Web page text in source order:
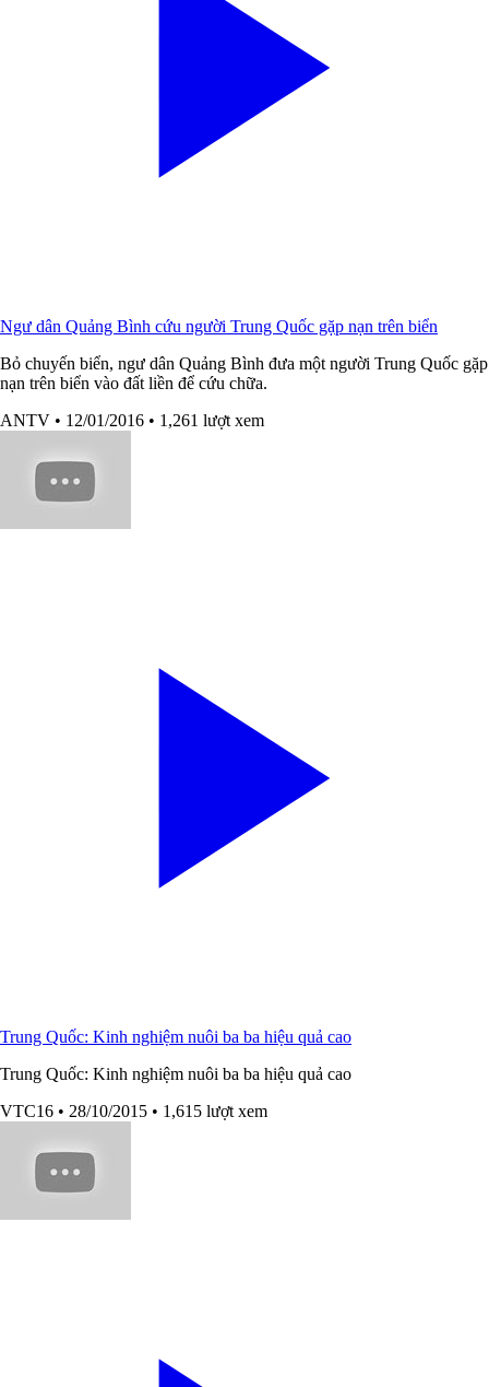
Ngư dân Quảng Bình cứu người Trung Quốc gặp nạn trên biển
Bỏ chuyến biển, ngư dân Quảng Bình đưa một người Trung Quốc gặp
nạn trên biển vào đất liền để cứu chữa.
ANTV • 12/01/2016 • 1,261 lượt xem
Trung Quốc: Kinh nghiệm nuôi ba ba hiệu quả cao
Trung Quốc: Kinh nghiệm nuôi ba ba hiệu quả cao
VTC16 • 28/10/2015 • 1,615 lượt xem